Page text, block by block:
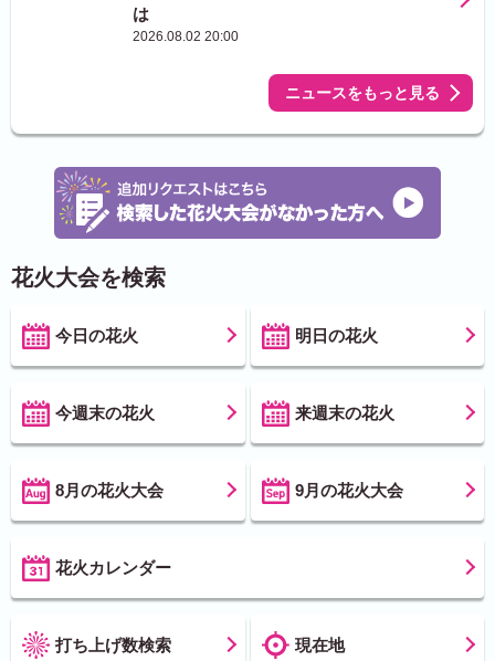
は
2026.08.02 20:00
ニュースをもっと見る
花火大会を検索
今日の花火 明日の花火
今週末の花火 来週末の花火
8月の花火大会 9月の花火大会
花火カレンダー
打ち上げ数検索 現在地